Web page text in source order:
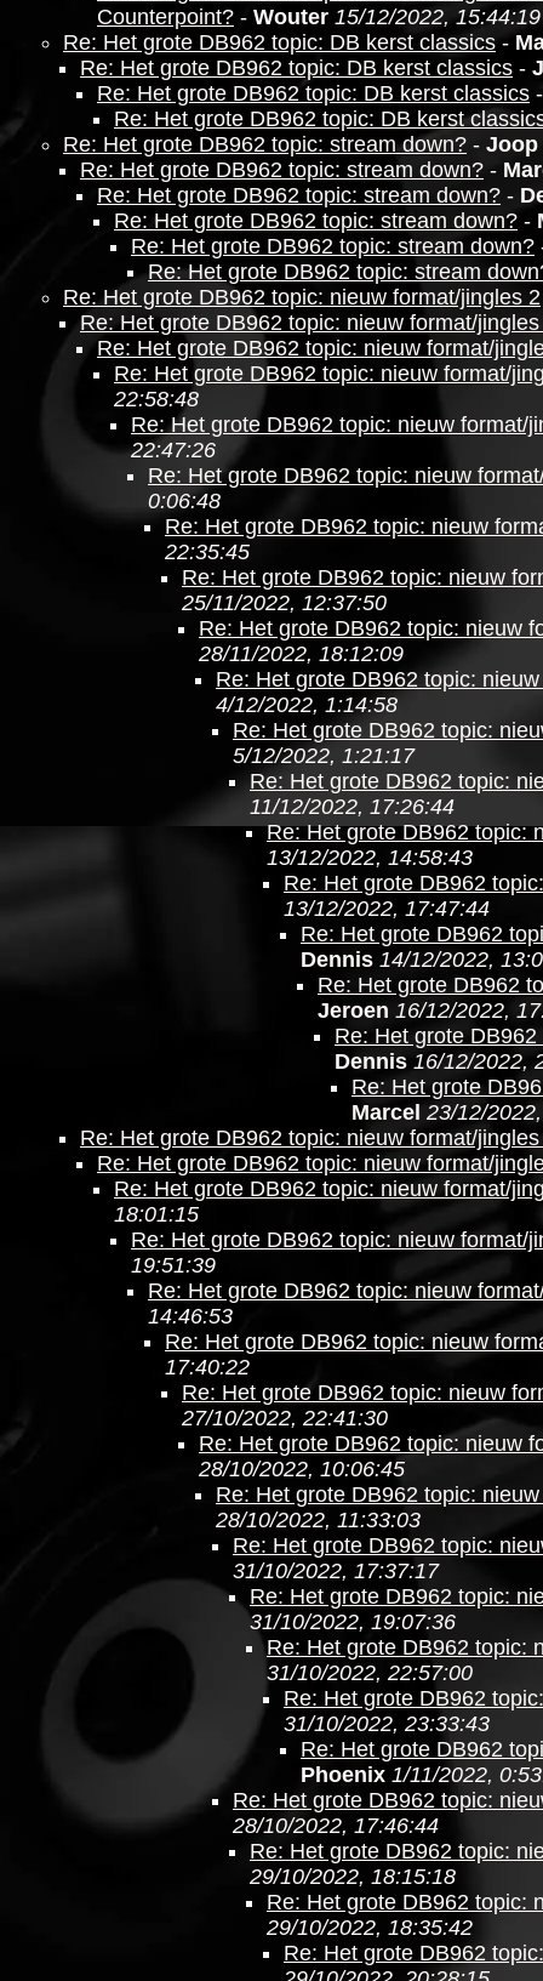
Counterpoint? - Wouter 15/12/2022, 15:44:19
Re: Het grote DB962 topic: DB kerst classics -
Re: Het grote DB962 topic: DB kerst classics -
Re: Het grote DB962 topic: DB kerst classics
Re: Het grote DB962 topic: DB kerst
Re: Het grote DB962 topic: stream down? - Joop
Re: Het grote DB962 topic: stream down? -
Re: Het grote DB962 topic: stream down? -
Re: Het grote DB962 topic: stream down? -
Re: Het grote DB962 topic: stream down?
Re: Het grote DB962 topic: stream
Re: Het grote DB962 topic: nieuw format/jingles 2
Re: Het grote DB962 topic: nieuw format/
Re: Het grote DB962 topic: nieuw format/
Re: Het grote DB962 topic: nieuw format/
22:58:48
Re: Het grote DB962 topic: nieuw format/
22:47:26
Re: Het grote DB962 topic: nieuw
0:06:48
Re: Het grote DB962 topic: nieuw
22:35:45
Re: Het grote DB962 topic: nieuw
25/11/2022, 12:37:50
Re: Het grote DB962 topic: nieuw
28/11/2022, 18:12:09
Re: Het grote DB962 topic:
4/12/2022, 1:14:58
Re: Het grote DB962 topic:
5/12/2022, 1:21:17
Re: Het grote DB962 topic:
11/12/2022, 17:26:44
Re: Het grote DB962 topic:
13/12/2022, 14:58:43
Re: Het grote DB962
13/12/2022, 17:47:44
Re: Het grote DB962
Dennis 14/12/2022,
Re: Het grote DB962
Jeroen 16/12/2022,
Re: Het grote
Dennis 16/12/2022,
Re: Het grote
Marcel 23/12/
Re: Het grote DB962 topic: nieuw format/
Re: Het grote DB962 topic: nieuw format/
Re: Het grote DB962 topic: nieuw format/
18:01:15
Re: Het grote DB962 topic: nieuw format/
19:51:39
Re: Het grote DB962 topic: nieuw
14:46:53
Re: Het grote DB962 topic: nieuw
17:40:22
Re: Het grote DB962 topic: nieuw
27/10/2022, 22:41:30
Re: Het grote DB962 topic: nieuw
28/10/2022, 10:06:45
Re: Het grote DB962 topic:
28/10/2022, 11:33:03
Re: Het grote DB962 topic:
31/10/2022, 17:37:17
Re: Het grote DB962 topic:
31/10/2022, 19:07:36
Re: Het grote DB962 topic:
31/10/2022, 22:57:00
Re: Het grote DB962
31/10/2022, 23:33:43
Re: Het grote DB962
Phoenix 1/11/2022,
Re: Het grote DB962 topic:
28/10/2022, 17:46:44
Re: Het grote DB962 topic:
29/10/2022, 18:15:18
Re: Het grote DB962 topic:
29/10/2022, 18:35:42
Re: Het grote DB962